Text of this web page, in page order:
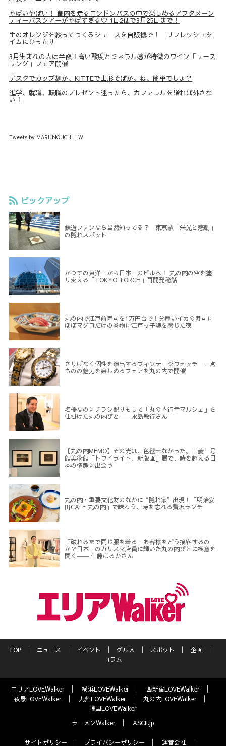
やばいやばい！ 都内を走るロンドンバスの中で楽しめるアフタヌーン
ティーバスツアーがやばすぎる♡ 1日2便で3月25日まで！
生のオレンジを絞ってつくるジュースを自販機で！ リフレッシュタ
イムにぴったり
3月生まれの人は半額！高い酸度とミネラル感が特徴のワイン「リース
リング」フェア開催
デスクでカップ麺か、KITTEで山形そばか。ね、簡単でしょ？
進学、就職、転職のプレゼント迷ったら、カファレルを贈れば外さな
い！
Tweets by MARUNOUCHI_LW
ピックアップ
鉄道ファンなら当然知ってる？ 東京駅「栄光と悲劇」
の隠れスポット
かつての東洋一から日本一のビルへ！ 丸の内の空を塗
り変える「TOKYO TORCH」再開発秘話
丸の内で江戸前寿司を1万円台で！分厚いイカの寿司に
ほぼマグロだけの巻物に江戸っ子魂を感じた夜
さりげなく個性を演出するヴィンテージウォッチ 一点
ものの魅力を楽しめるフェアを丸の内で開催
名優なのにチラシ配りもして「丸の内行幸マルシェ」を
仕掛けた丸の内びと――永島敏行さん
【丸の内MEMO】その光は、色褪せなかった。三菱一号
館美術館「トワイライト、新版画」展で、時を超える日
本の情趣に出会う
丸の内・重要文化財のなかに“隠れ家”出現！「明治安
田CAFE 丸の内」で味わう、時を忘れる贅沢ランチ
「破れるまで同じ服を着る」お客様をどう接客するの
か？日本一のカリスマ店員に輝いた丸の内びとに極意を
聞く―― 仁藤はるかさん
TOP ニュース イベント グルメ スポット
企画
コラム
エリアLOVEWalker 横浜LOVEWalker
西新宿LOVEWalker
夜景LOVEWalker
九州LOVEWalker
丸の内LOVEWalker
戦国LOVEWalker
ラーメンWalker
ASCII.jp
サイトポリシー プライバシーポリシー 運営会社